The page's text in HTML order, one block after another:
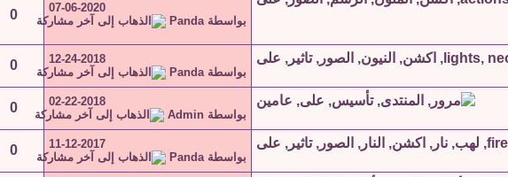
07-06-2020
بواسطةPanda
0
12-24-2018
بواسطةPanda
0
02-22-2018
بواسطة Admin
0
11-12-2017
بواسطةPanda
0